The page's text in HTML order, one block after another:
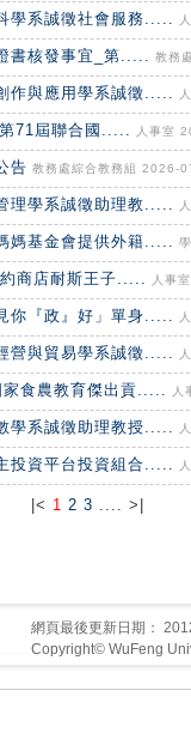
學系誠徵社會服務.....
書核發事宜_第..... 教務
作與應用學系誠徵.....
71屆聯合國..... 人事室
告 教務處綜合教務組 2026-
理學系誠徵助理教.....
媽基金會提供外籍.....
商店耐斯王子..... 人事
你『政』好」單身.....
營與貿易學系誠徵.....
食農教育傑出貢..... 人
學系誠徵助理教授.....
投資平台投資組合.....
|< 1 23 .... >|
網頁最後更新日期：
Copyright© WuFeng